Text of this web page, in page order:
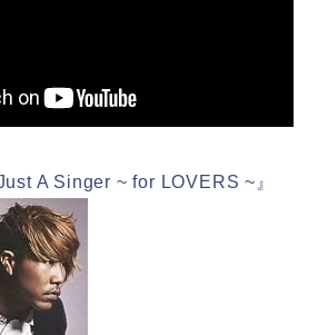
A Singer ~ for LOVERS ~』